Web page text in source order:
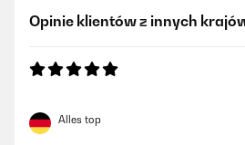
Opinie klientów z innych
Alles top